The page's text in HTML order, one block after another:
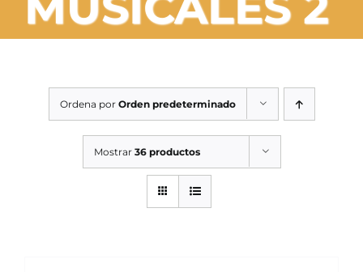
OCASIÓN
SERVICIOS TALLER
Ordena por Orden predeterminado
Mostrar 36 productos